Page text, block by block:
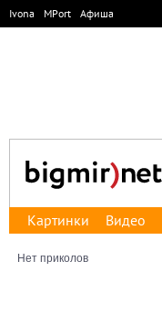
Ivona MPort Афиша
Картинки Видео
Нет приколов